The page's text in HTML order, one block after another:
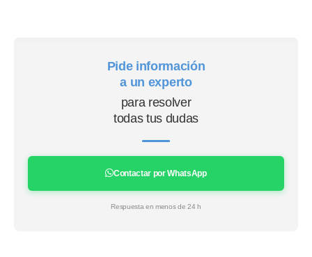
Pide información
a un experto
para resolver
todas tus dudas
Contactar por WhatsApp
Respuesta en menos de 24 h